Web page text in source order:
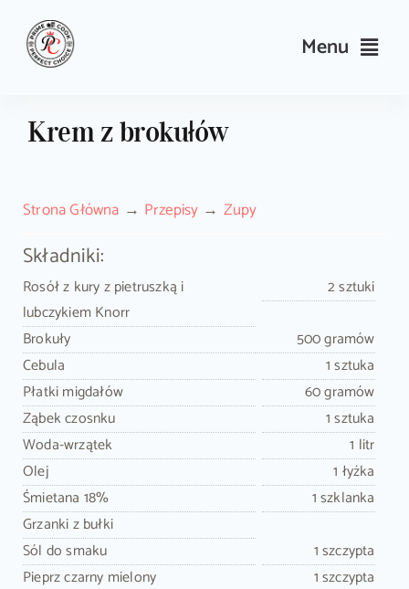
content
Menu
Przepisy
Wyposażenie
Search
for:
Sklep PrimeCook
Krem z brokułów
Strona Główna Przepisy Zupy
Składniki:
Rosół z kury z pietruszką i
lubczykiem Knorr
2 sztuki
Brokuły
500 gramów
Cebula
1 sztuka
Płatki migdałów
60 gramów
Ząbek czosnku
1 sztuka
Woda-wrzątek
1 litr
Olej
1 łyżka
Śmietana 18%
1 szklanka
Grzanki z bułki
Sól do smaku
1 szczypta
Pieprz czarny mielony
1 szczypta